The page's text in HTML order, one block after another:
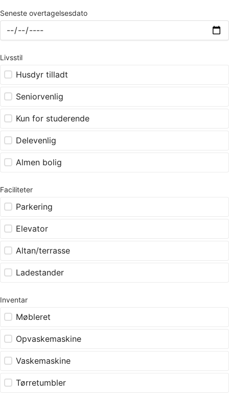
Seneste overtagelsesdato
Livsstil
Husdyr tilladt
Seniorvenlig
Kun for studerende
Delevenlig
Almen bolig
Faciliteter
Parkering
Elevator
Altan/terrasse
Ladestander
Inventar
Møbleret
Opvaskemaskine
Vaskemaskine
Tørretumbler